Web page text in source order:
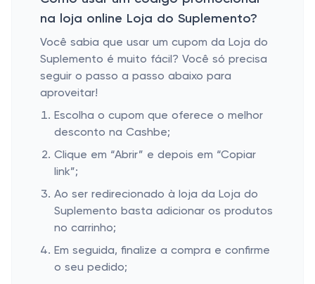
na loja online Loja do Suplemento?
Você sabia que usar um cupom da Loja do
Suplemento é muito fácil? Você só precisa
seguir o passo a passo abaixo para
aproveitar!
Escolha o cupom que oferece o melhor
desconto na Cashbe;
Clique em “Abrir” e depois em “Copiar
link”;
Ao ser redirecionado à loja da Loja do
Suplemento basta adicionar os produtos
no carrinho;
Em seguida, finalize a compra e confirme
o seu pedido;